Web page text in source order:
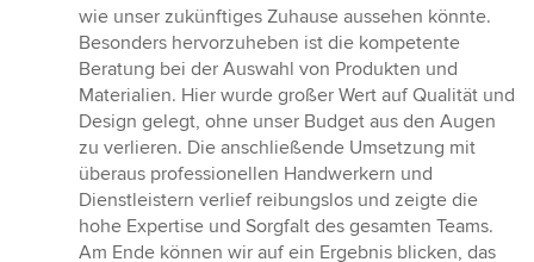
wie unser zukünftiges Zuhause aussehen könnte.
Besonders hervorzuheben ist die kompetente
Beratung bei der Auswahl von Produkten und
Materialien. Hier wurde großer Wert auf Qualität und
Design gelegt, ohne unser Budget aus den Augen
zu verlieren. Die anschließende Umsetzung mit
überaus professionellen Handwerkern und
Dienstleistern verlief reibungslos und zeigte die
hohe Expertise und Sorgfalt des gesamten Teams.
Am Ende können wir auf ein Ergebnis blicken, das